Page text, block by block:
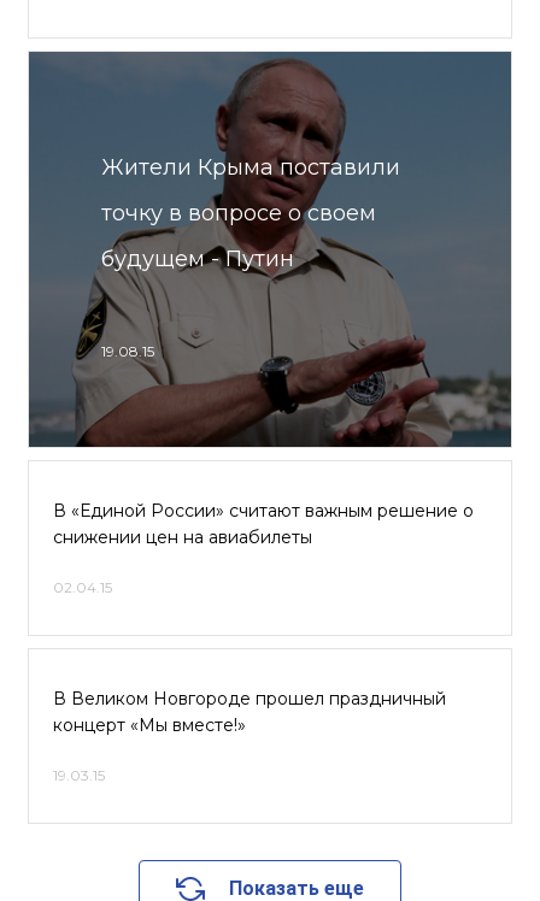
Жители Крыма поставили
точку в вопросе о своем
будущем - Путин
19.08.15
В «Единой России» считают важным решение о
снижении цен на авиабилеты
02.04.15
В Великом Новгороде прошел праздничный
концерт «Мы вместе!»
19.03.15
Показать еще